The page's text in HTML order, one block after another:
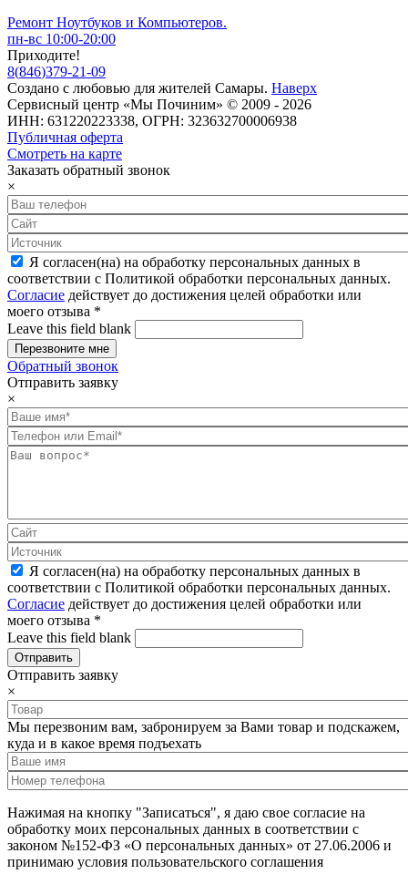
Ремонт Ноутбуков и Компьютеров.
пн-вс 10:00-20:00
Приходите!
8(846)379-21-09
Создано с любовью для жителей Самары. Наверх
Сервисный центр «Мы Починим» © 2009 - 2026
ИНН: 631220223338, ОГРН: 323632700006938
Публичная оферта
Смотреть на карте
Заказать обратный звонок
×
Я согласен(на) на обработку персональных данных в
соответствии с Политикой обработки персональных данных.
Согласие действует до достижения целей обработки или
моего отзыва *
Leave this field blank
Обратный звонок
Отправить заявку
×
Я согласен(на) на обработку персональных данных в
соответствии с Политикой обработки персональных данных.
Согласие действует до достижения целей обработки или
моего отзыва *
Leave this field blank
Отправить заявку
×
Мы перезвоним вам, забронируем за Вами товар и подскажем,
куда и в какое время подъехать
Нажимая на кнопку "Записаться", я даю свое согласие на
обработку моих персональных данных в соответствии с
законом №152-ФЗ «О персональных данных» от 27.06.2006 и
принимаю условия пользовательского соглашения